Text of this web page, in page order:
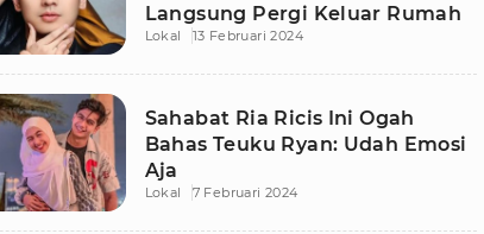
Langsung Pergi Keluar Rumah
Lokal 13 Februari 2024
Sahabat Ria Ricis Ini Ogah
Bahas Teuku Ryan: Udah Emosi
Aja
Lokal 7 Februari 2024